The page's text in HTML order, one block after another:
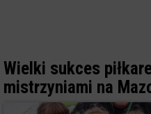
Wielki sukces
mistrzyniami na